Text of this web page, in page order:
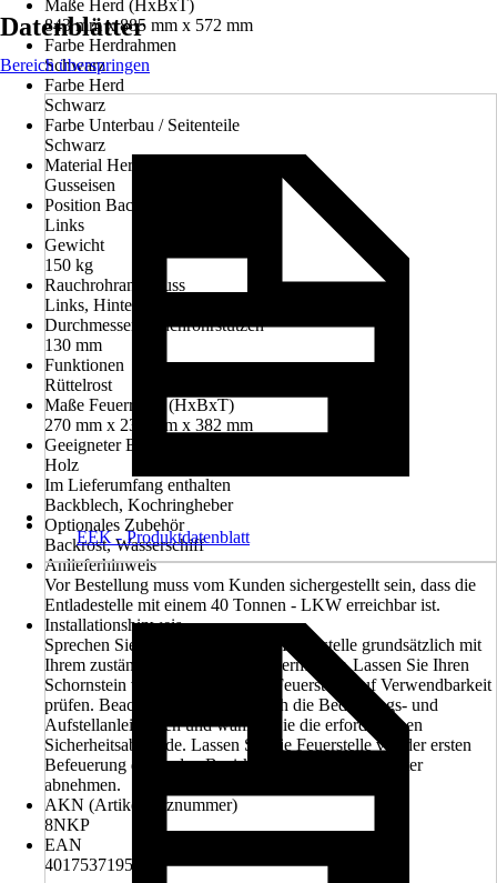
Maße Herd (HxBxT)
843 mm x 885 mm x 572 mm
Farbe Herdrahmen
Schwarz
Farbe Herd
Schwarz
Farbe Unterbau / Seitenteile
Schwarz
Material Herdplatte
Gusseisen
Position Backraum
Links
Gewicht
150 kg
Rauchrohranschluss
Links, Hinten
Durchmesser Rauchrohrstutzen
130 mm
Funktionen
Rüttelrost
Maße Feuerraum (HxBxT)
270 mm x 230 mm x 382 mm
Geeigneter Brennstoff
Holz
Im Lieferumfang enthalten
Backblech, Kochringheber
Optionales Zubehör
Backrost, Wasserschiff
Anlieferhinweis
Vor Bestellung muss vom Kunden sichergestellt sein, dass die
Entladestelle mit einem 40 Tonnen - LKW erreichbar ist.
Installationshinweis
Sprechen Sie vor dem Kauf einer Feuerstelle grundsätzlich mit
Ihrem zuständigen Schornsteinfegermeister. Lassen Sie Ihren
Schornstein vor dem Einbau der Feuerstelle auf Verwendbarkeit
prüfen. Beachten Sie grundsätzlich die Bedienungs- und
Aufstellanleitungen und wahren Sie die erforderlichen
Sicherheitsabstände. Lassen Sie die Feuerstelle vor der ersten
Befeuerung durch den Bezirksschornsteinfegermeister
abnehmen.
AKN (Artikelkurznummer)
8NKP
EAN
4017537195754
Datenblätter
Bereich überspringen
EEK - Produktdatenblatt